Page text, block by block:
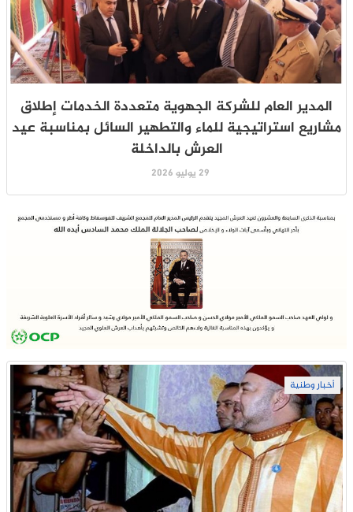
المدير العام للشركة الجهوية متعددة الخدمات إطلاق
مشاريع استراتيجية للماء والتطهير السائل بمناسبة عيد
العرش بالداخلة
29 يوليو 2026
أخبار وطنية